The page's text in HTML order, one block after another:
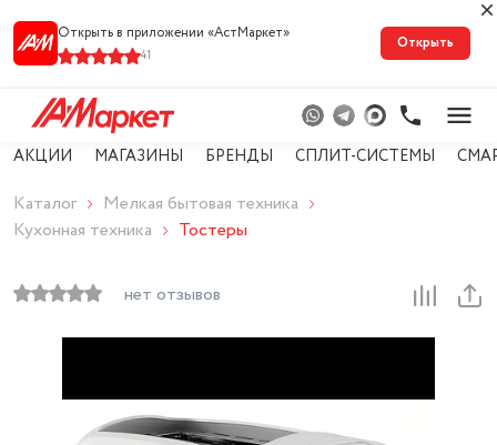
Открыть в приложении «АстМарке‪т‬»
41
Открыть
АКЦИИ МАГАЗИНЫ БРЕНДЫ СПЛИТ-СИСТЕМЫ
Каталог
Мелкая бытовая техника
Кухонная техника
Тостеры
нет отзывов